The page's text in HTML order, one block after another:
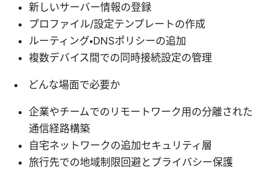
新しいサーバー情報の登録
プロファイル/設定テンプレートの作成
ルーティング・DNSポリシーの追加
複数デバイス間での同時接続設定の管理
どんな場面で必要か
企業やチームでのリモートワーク用の分離された
通信経路構築
自宅ネットワークの追加セキュリティ層
旅行先での地域制限回避とプライバシー保護